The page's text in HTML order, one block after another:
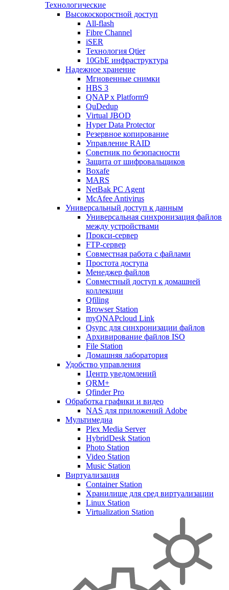
Технологические
Высокоскоростной доступ
All-flash
Fibre Channel
iSER
Технология Qtier
10GbE инфраструктура
Надежное хранение
Мгновенные снимки
HBS 3
QNAP x Platform9
QuDedup
Virtual JBOD
Hyper Data Protector
Резервное копирование
Управление RAID
Советник по безопасности
Защита от шифровальщиков
Boxafe
MARS
NetBak PC Agent
McAfee Antivirus
Универсальный доступ к данным
Универсальная синхронизация файлов
между устройствами
Прокси-сервер
FTP-сервер
Совместная работа с файлами
Простота доступа
Менеджер файлов
Совместный доступ к домашней
коллекции
Qfiling
Browser Station
myQNAPcloud Link
Qsync для синхронизации файлов
Архивирование файлов ISO
File Station
Домашняя лаборатория
Удобство управления
Центр уведомлений
QRM+
Qfinder Pro
Обработка графики и видео
NAS для приложений Adobe
Мультимедиа
Plex Media Server
HybridDesk Station
Photo Station
Video Station
Music Station
Виртуализация
Container Station
Хранилище для сред виртуализации
Linux Station
Virtualization Station